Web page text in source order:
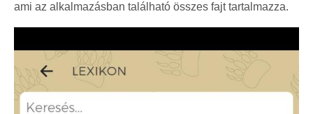
ami az alkalmazásban található összes fajt tartalmazza.